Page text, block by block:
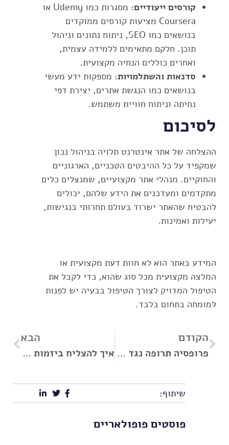
קורסים ייעודיים:
מסגרות כמו Udemy או
Coursera מציעות קורסים ממוקדים
בנושאים כמו SEO, ניתוח נתונים וניהול
תוכן. חלקם מתאימים ללמידה עצמית,
ואחרים כוללים הנחיה מקצועית.
סדנאות והשתלמויות: מספקות ידע מעשי
בנושאים כמו הנגשת אתרים, יצירת דפי
נחיתה וניתוח חוויית משתמש.
לסיכום
ההצלחה של אתר אינטרנט תלויה בניהול נכון
שמקפיד על כל ההיבטים הטכניים, הארגוניים
והחוקיים. מנהלי אתר מקצועיים, שמנצלים כלים
מתקדמים ומעדכנים את הידע שלהם, יכולים
להבטיח שהאתר ישרוד בעולם תחרותי בנגישות,
יעילות ואמינות.
המידע באתר הוא לא חוות דעת מקצועית או
המלצה מקצועית מכל סוג שהוא, כדי לקבל את
הטיפול המדויק לצורך הטיפול בבעיה יש לפנות
למומחה בתחום בלבד.
הקודם
פרופסיה תרופה נגד התקרחות – אילו תרופות חוקיות אחרות יש?
הבא
איך להצליח ביזמות נדל"ן בישראל?
שיתוף:
פוסטים פופולאריים